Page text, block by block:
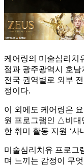
케어링의 미술심리치
점과 광주광역시 호
전국 권역별로 외부
정이다.
이 외에도 케어링은
원 프로그램인 △비대
한 취미 활동 지원 ‘사
미술심리치유 프로그
며 느끼는 감정이 무